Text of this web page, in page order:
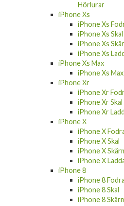
Hörlurar
iPhone Xs
iPhone Xs
iPhone Xs Skal
iPhone Xs
iPhone Xs
iPhone Xs Max
iPhone Xs
iPhone Xr
iPhone Xr
iPhone Xr Skal
iPhone Xr
iPhone X
iPhone X
iPhone X Skal
iPhone X
iPhone X
iPhone 8
iPhone 8
iPhone 8 Skal
iPhone 8